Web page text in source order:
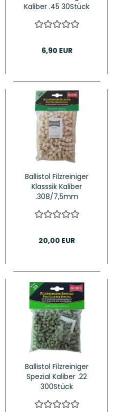
Kaliber .45 30Stück
6,90 EUR
Ballistol Filzreiniger
Klasssik Kaliber
.308/7,5mm
20,00 EUR
Ballistol Filzreiniger
Spezial Kaliber .22
300Stück